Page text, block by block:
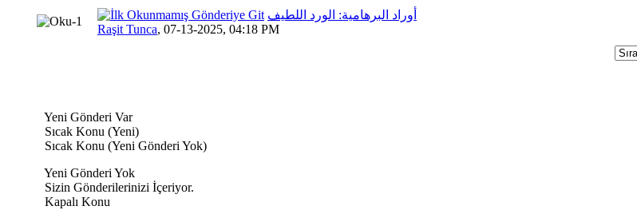
أوراد البرهامية: الورد اللطيف
Raşit Tunca, 07-13-2025, 04:18 PM
10 Oy(lar) - Ortalama 5 üzerinden 3
Yeni Gönderi Var
Sıcak Konu (Yeni)
Sıcak Konu (Yeni Gönderi Yok)
Yeni Gönderi Yok
Sizin Gönderilerinizi İçeriyor.
Kapalı Konu